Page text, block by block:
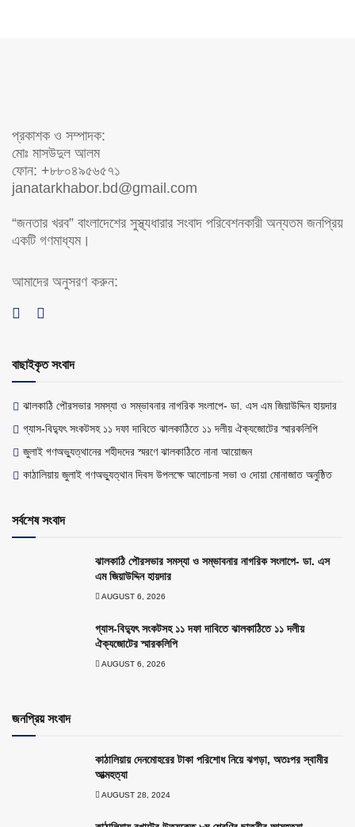
প্রকাশক ও সম্পাদক:
মোঃ মাসউদুল আলম
ফোন: +৮৮০৪৯৫৬৫৭১
janatarkhabor.bd@gmail.com
“জনতার খরব” বাংলাদেশের সুস্থ্যধারার সংবাদ পরিবেশনকারী অন্যতম জনপ্রিয়
একটি গণমাধ্যম।
আমাদের অনুসরণ করুন:
বাছাইকৃত সংবাদ
ঝালকাঠি পৌরসভার সমস্যা ও সম্ভাবনার নাগরিক সংলাপে- ডা. এস এম জিয়াউদ্দিন হায়দার
গ্যাস-বিদ্যুৎ সংকটসহ ১১ দফা দাবিতে ঝালকাঠিতে ১১ দলীয় ঐক্যজোটের স্মারকলিপি
জুলাই গণঅভ্যুত্থানের শহীদদের স্মরণে ঝালকাঠিতে নানা আয়োজন
কাঠালিয়ায় জুলাই গণঅভ্যুত্থান দিবস উপলক্ষে আলোচনা সভা ও দোয়া মোনাজাত অনুষ্ঠিত
সর্বশেষ সংবাদ
ঝালকাঠি পৌরসভার সমস্যা ও সম্ভাবনার নাগরিক সংলাপে- ডা. এস
এম জিয়াউদ্দিন হায়দার
AUGUST 6, 2026
গ্যাস-বিদ্যুৎ সংকটসহ ১১ দফা দাবিতে ঝালকাঠিতে ১১ দলীয়
ঐক্যজোটের স্মারকলিপি
AUGUST 6, 2026
জনপ্রিয় সংবাদ
কাঠালিয়ায় দেনমোহরের টাকা পরিশোধ নিয়ে ঝগড়া, অতঃপর স্বামীর
আত্মহত্যা
AUGUST 28, 2024